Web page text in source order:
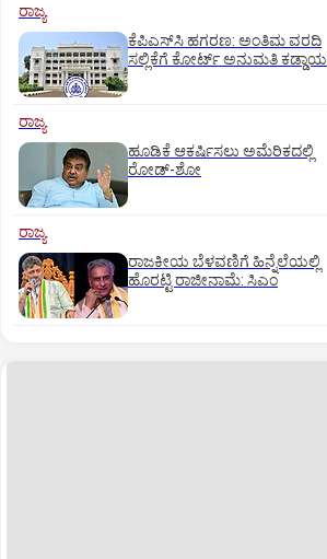
ರಾಜ್ಯ
ಕೆಪಿಎಸ್‌ಸಿ ಹಗರಣ: ಅಂತಿಮ ವರದಿ
ಸಲ್ಲಿಕೆಗೆ ಕೋರ್ಟ್‌ ಅನುಮತಿ ಕಡ್ಡಾಯ
ರಾಜ್ಯ
ಹೂಡಿಕೆ ಆಕರ್ಷಿಸಲು ಅಮೆರಿಕದಲ್ಲಿ
ರೋಡ್‌-ಶೋ
ರಾಜ್ಯ
ರಾಜಕೀಯ ಬೆಳವಣಿಗೆ ಹಿನ್ನೆಲೆಯಲ್ಲಿ
ಹೊರಟ್ಟಿ ರಾಜೀನಾಮೆ: ಸಿಎಂ